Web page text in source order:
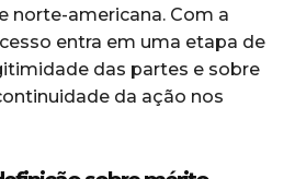
norte-americana. Com a
entra em uma etapa de
das partes e sobre
da ação nos